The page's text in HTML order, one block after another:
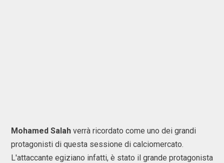
Mohamed Salah verrà ricordato come uno dei grandi
protagonisti di questa sessione di calciomercato.
L'attaccante egiziano infatti, è stato il grande protagonista